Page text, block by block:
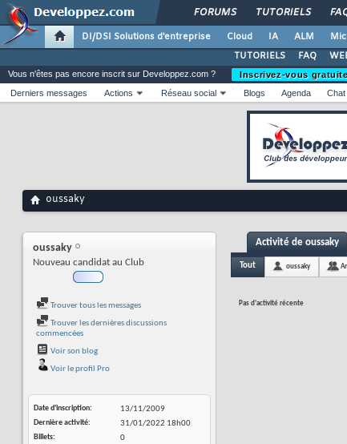
FORUMS TUTORIELS
DI/DSI Solutions d'entreprise Cloud IA ALM
TUTORIELS
FAQ
Vous n'êtes pas encore inscrit sur Developpez.com ?
Inscrivez-vous
Derniers messages
Actions Réseau social Blogs Agenda Chat
oussaky
oussaky
Nouveau candidat au Club
Trouver tous les messages
Trouver les dernières discussions
commencées
Voir son blog
Voir le profil Pro
Date d'inscription
13/11/2009
Dernière activité
31/01/2022 18h00
Billets
0
Activité de oussaky
Tout oussaky
Pas d'activité récente